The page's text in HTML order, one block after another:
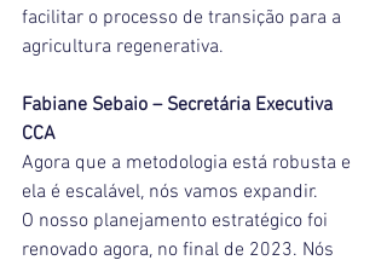
facilitar o processo de transição para a
agricultura regenerativa.
Fabiane Sebaio – Secretária Executiva
CCA
Agora que a metodologia está robusta e
ela é escalável, nós vamos expandir.
O nosso planejamento estratégico foi
renovado agora, no final de 2023. Nós